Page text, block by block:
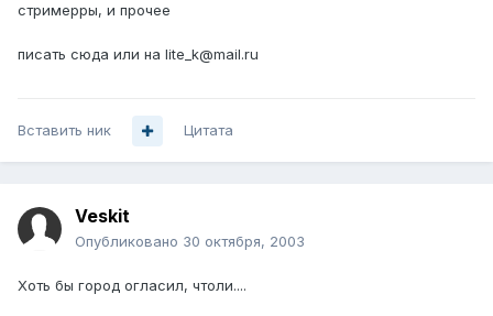
стримерры, и прочее
писать сюда или на lite_k@mail.ru
Вставить ник Цитата
Veskit
Опубликовано 30 октября, 2003
Хоть бы город огласил, чтоли....